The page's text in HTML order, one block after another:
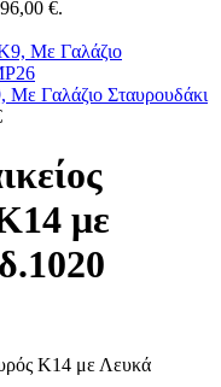
€.
Με Γαλάζιο Σταυρουδάκι
με
Κ14 με Λευκά